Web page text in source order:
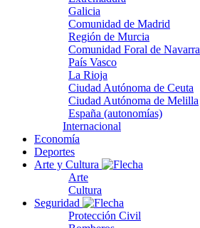
Galicia
Comunidad de Madrid
Región de Murcia
Comunidad Foral de Navarra
País Vasco
La Rioja
Ciudad Autónoma de Ceuta
Ciudad Autónoma de Melilla
España (autonomías)
Internacional
Economía
Deportes
Arte y Cultura
Arte
Cultura
Seguridad
Protección Civil